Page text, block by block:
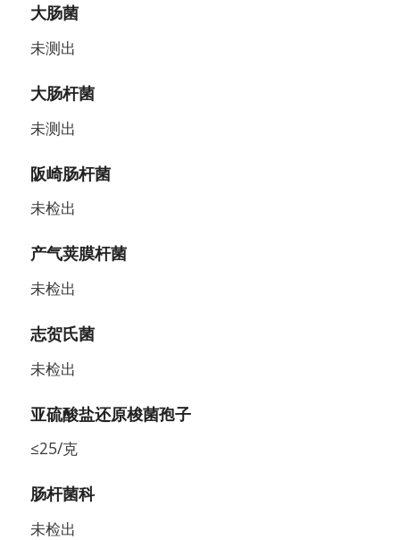
大肠菌
未测出
大肠杆菌
未测出
阪崎肠杆菌
未检出
产气荚膜杆菌
未检出
志贺氏菌
未检出
亚硫酸盐还原梭菌孢子
≤25/克
肠杆菌科
未检出